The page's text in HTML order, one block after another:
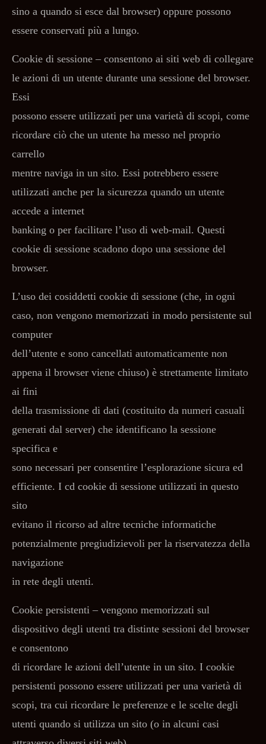
sino a quando si esce dal browser) oppure possono
essere conservati più a lungo.
Cookie di sessione – consentono ai siti web di collegare
le azioni di un utente durante una sessione del browser.
Essi
possono essere utilizzati per una varietà di scopi, come
ricordare ciò che un utente ha messo nel proprio
carrello
mentre naviga in un sito. Essi potrebbero essere
utilizzati anche per la sicurezza quando un utente
accede a internet
banking o per facilitare l’uso di web-mail. Questi
cookie di sessione scadono dopo una sessione del
browser.
L’uso dei cosiddetti cookie di sessione (che, in ogni
caso, non vengono memorizzati in modo persistente sul
computer
dell’utente e sono cancellati automaticamente non
appena il browser viene chiuso) è strettamente limitato
ai fini
della trasmissione di dati (costituito da numeri casuali
generati dal server) che identificano la sessione
specifica e
sono necessari per consentire l’esplorazione sicura ed
efficiente. I cd cookie di sessione utilizzati in questo
sito
evitano il ricorso ad altre tecniche informatiche
potenzialmente pregiudizievoli per la riservatezza della
navigazione
in rete degli utenti.
Cookie persistenti – vengono memorizzati sul
dispositivo degli utenti tra distinte sessioni del browser
e consentono
di ricordare le azioni dell’utente in un sito. I cookie
persistenti possono essere utilizzati per una varietà di
scopi, tra cui ricordare le preferenze e le scelte degli
utenti quando si utilizza un sito (o in alcuni casi